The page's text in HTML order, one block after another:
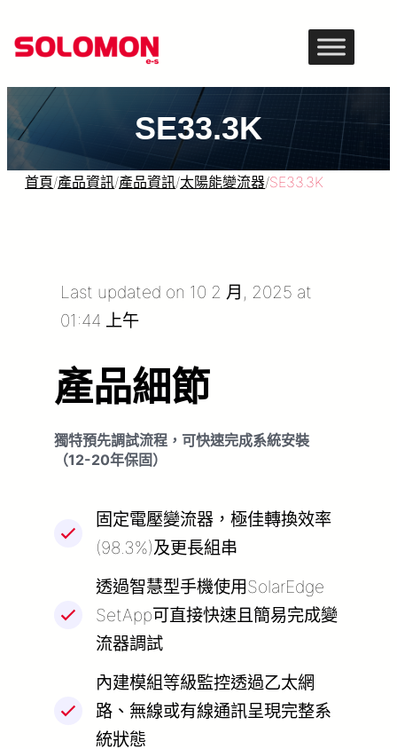
至
要
內
容
SE33.3K
首頁/產品資訊/產品資訊/太陽能變流器/SE33.3K
Last updated on 10 2 月, 2025 at
01:44 上午
產品細節
獨特預先調試流程，可快速完成系統安裝
（12-20年保固）
固定電壓變流器，極佳轉換效率
(98.3%)及更長組串
透過智慧型手機使用SolarEdge
SetApp可直接快速且簡易完成變
流器調試
內建模組等級監控透過乙太網
路、無線或有線通訊呈現完整系
統狀態